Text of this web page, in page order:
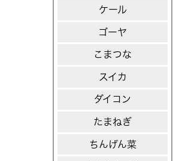
ケール
ゴーヤ
こまつな
スイカ
ダイコン
たまねぎ
ちんげん菜